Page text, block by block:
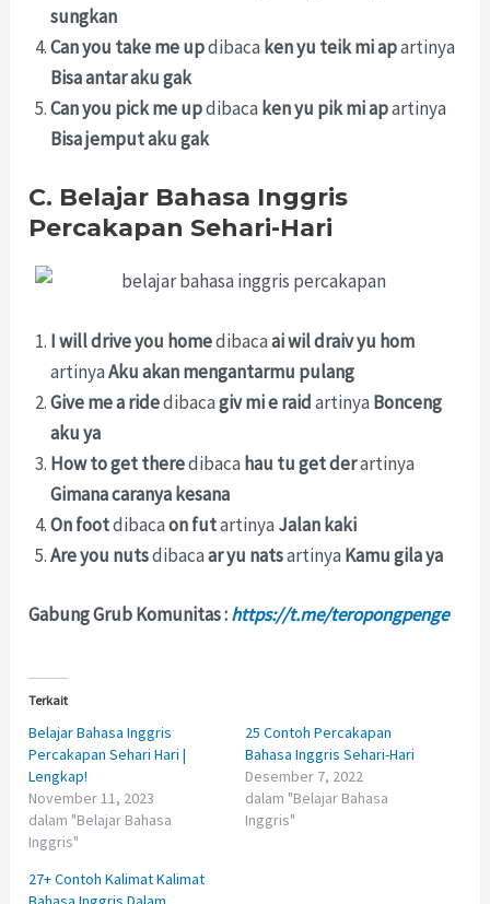
sungkan
Can you take me updibaca ken yu teik mi apartinya
Bisa antar aku gak
Can you pick me updibaca ken yu pik mi apartinya
Bisa jemput aku gak
C. Belajar Bahasa Inggris
Percakapan Sehari-Hari
I will drive you homedibacaai wil draiv yu hom
artinyaAku akan mengantarmu pulang
Give me a ridedibacagiv mi e raidartinya Bonceng
aku ya
How to get theredibaca hau tu get derartinya
Gimana caranya kesana
On footdibacaon futartinya Jalan kaki
Are you nutsdibacaar yu natsartinya Kamu gila ya
Gabung Grub Komunitas :https://t.me/teropongpenge
Terkait
Belajar Bahasa Inggris
Percakapan Sehari Hari |
Lengkap!
November 11, 2023
dalam "Belajar Bahasa
Inggris"
25 Contoh Percakapan
Bahasa Inggris Sehari-Hari
Desember 7, 2022
dalam "Belajar Bahasa
Inggris"
27+ Contoh Kalimat Kalimat